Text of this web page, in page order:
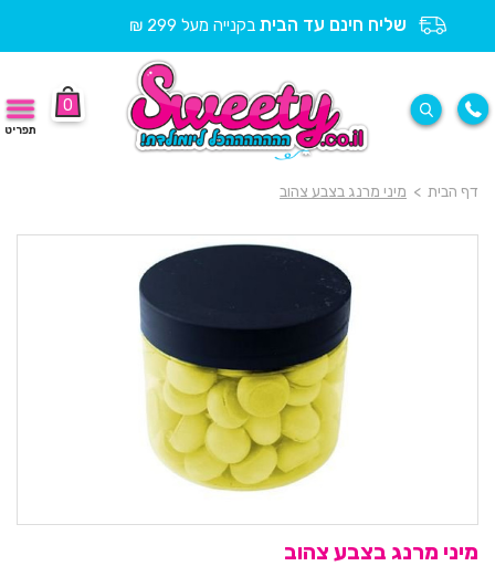
שליח חינם עד הבית בקנייה מעל 299 ₪
0
תפריט
דף הבית > מיני מרנג בצבע צהוב
מיני מרנג בצבע צהוב